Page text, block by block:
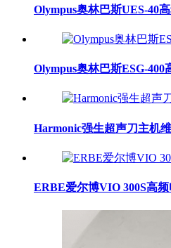
Olympus奥林巴斯UES-40
Olympus奥林巴斯ESG-400
Harmonic强生超声刀主机
ERBE爱尔博VIO 300S高